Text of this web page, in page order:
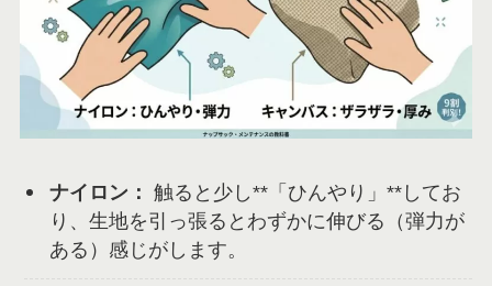
ナイロン： 触ると少し**「ひんやり」**してお
り、生地を引っ張るとわずかに伸びる（弾力が
ある）感じがします。